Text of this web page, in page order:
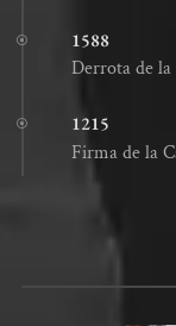
1588
Derrota de la
1215
Firma de la